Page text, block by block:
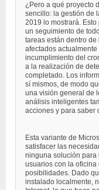
¿Pero a qué proyecto
sencillo: la gestión de
2019 lo mostrará.
un seguimiento de
tareas están dentro
afectados
incumplimiento del
a la realización de
completado. Los
sí mismos, de modo
una visión general de
análisis inteligentes
acciones y para saber
Esta variante de
satisfacer las
ninguna solución para
usuarios con la
posibilidades. Dado
instalado localmente,